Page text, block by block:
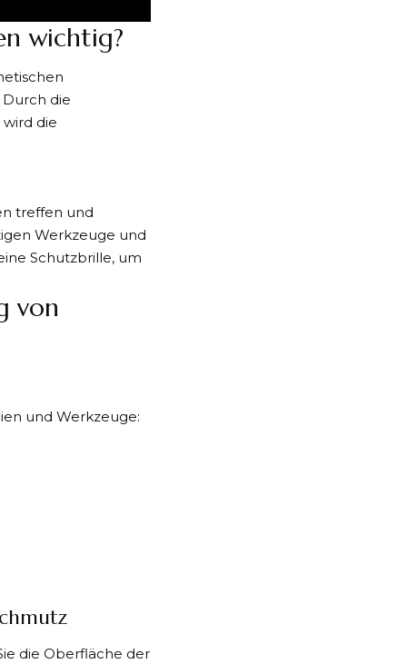
wichtig?
die
die
treffen und
Werkzeuge und
Schutzbrille, um
von
und Werkzeuge:
die Oberfläche der